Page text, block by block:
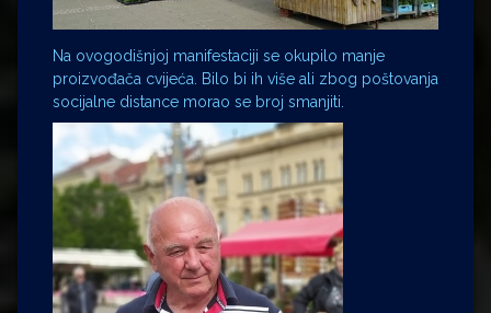
Na ovogodišnjoj manifestaciji se okupilo manje
proizvođača cvijeća. Bilo bi ih više ali zbog poštovanja
socijalne distance morao se broj smanjiti.